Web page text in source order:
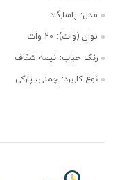
مدل: پاسارگاد
توان (وات): 20 وات
رنگ حباب: نیمه شفاف
نوع کاربرد: چمنی، پارکی